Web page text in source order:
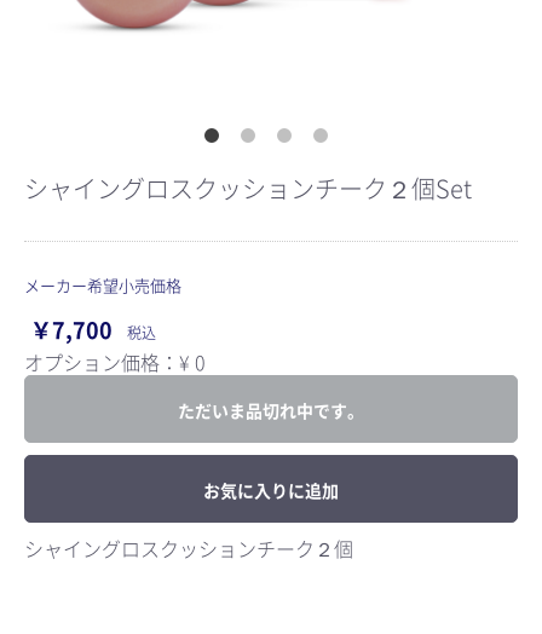
シャイングロスクッションチーク２個Set
メーカー希望小売価格
￥7,700 税込
オプション価格：¥ 0
ただいま品切れ中です。
お気に入りに追加
シャイングロスクッションチーク２個